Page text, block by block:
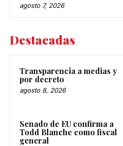
agosto 7, 2026
Destacadas
Transparencia a medias y
por decreto
agosto 8, 2026
Senado de EU confirma a
Todd Blanche como fiscal
general